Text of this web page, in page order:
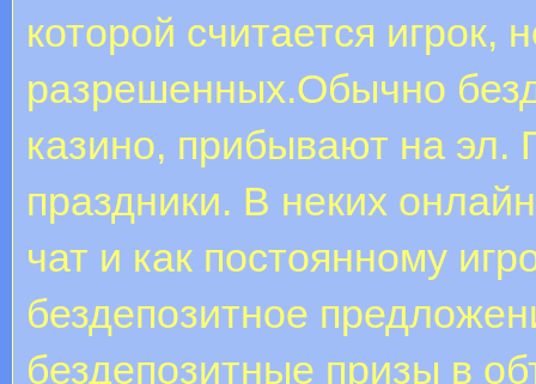
которой считается игрок,
разрешенных.Обычно
казино, прибывают на эл.
праздники. В неких
чат и как постоянному
бездепозитное
бездепозитные призы в